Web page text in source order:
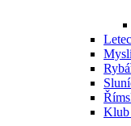
Klub